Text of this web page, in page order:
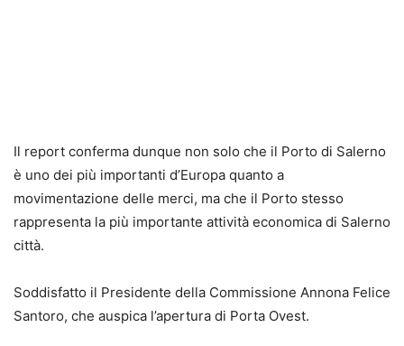
Il report conferma dunque non solo che il Porto di Salerno
è uno dei più importanti d’Europa quanto a
movimentazione delle merci, ma che il Porto stesso
rappresenta la più importante attività economica di Salerno
città.
Soddisfatto il Presidente della Commissione Annona Felice
Santoro, che auspica l’apertura di Porta Ovest.